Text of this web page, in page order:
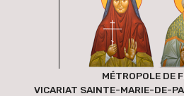
MÉTROPOLE DE
VICARIAT SAINTE-MARIE-DE-